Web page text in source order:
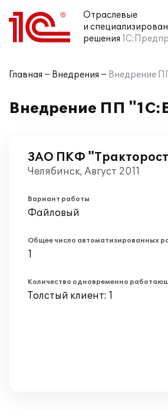
Отраслевые
и
решения
Главная Внедрения Внедрение
Внедрение ПП
ЗАО ПКФ
Челябинск, Август 2011
Вариант работы
Файловый
Общее число автоматизированных
1
Количество одновременно
Толстый клиент: 1